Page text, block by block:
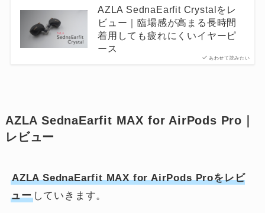
あわせて読みたい
AZLA SednaEarfit Crystalをレ
ビュー｜臨場感が高まる長時間
着用しても疲れにくいイヤーピ
ース
AZLA SednaEarfit MAX for AirPods Pro｜
レビュー
AZLA SednaEarfit MAX for AirPods Proをレビ
ューしていきます。